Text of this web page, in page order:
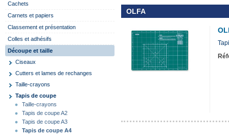
Cachets
Carnets et papiers
Classement et présentation
Colles et adhésifs
Découpe et taille
Ciseaux
Cutters et lames de rechanges
Taille-crayons
Tapis de coupe
Taille-crayons
Tapis de coupe A2
Tapis de coupe A3
Tapis de coupe A4
OLFA